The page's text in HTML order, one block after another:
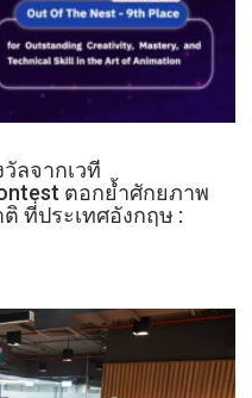
วัลจากเวที
ตอกย้ำศักยภาพ
ที่ประเทศอังกฤษ :